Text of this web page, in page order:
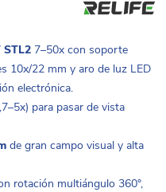
STL2 7–50x con soporte
10x/22 mm y aro de luz LED
electrónica.
para pasar de vista
de gran campo visual y alta
rotación multiángulo 360°,